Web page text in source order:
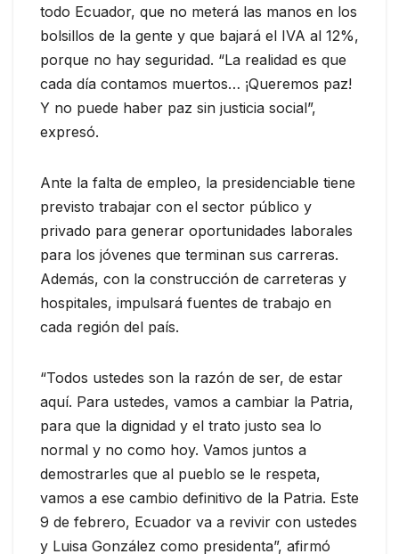
todo Ecuador, que no meterá las manos en los
bolsillos de la gente y que bajará el IVA al 12%,
porque no hay seguridad. “La realidad es que
cada día contamos muertos… ¡Queremos paz!
Y no puede haber paz sin justicia social”,
expresó.
Ante la falta de empleo, la presidenciable tiene
previsto trabajar con el sector público y
privado para generar oportunidades laborales
para los jóvenes que terminan sus carreras.
Además, con la construcción de carreteras y
hospitales, impulsará fuentes de trabajo en
cada región del país.
“Todos ustedes son la razón de ser, de estar
aquí. Para ustedes, vamos a cambiar la Patria,
para que la dignidad y el trato justo sea lo
normal y no como hoy. Vamos juntos a
demostrarles que al pueblo se le respeta,
vamos a ese cambio definitivo de la Patria. Este
9 de febrero, Ecuador va a revivir con ustedes
y Luisa González como presidenta”, afirmó